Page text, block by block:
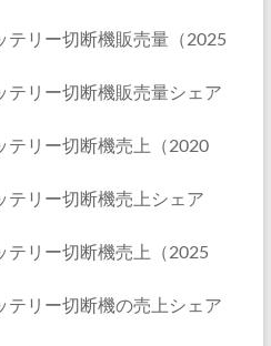
テリー切断機販売量（2025
テリー切断機販売量シェア
テリー切断機売上（2020
テリー切断機売上シェア
テリー切断機売上（2025
テリー切断機の売上シェア